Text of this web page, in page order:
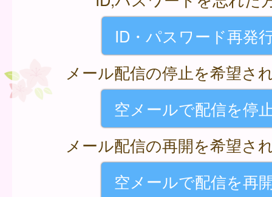
ID・パスワード再発
メール配信の停止を希望さ
空メールで配信を停
メール配信の再開を希望さ
空メールで配信を再